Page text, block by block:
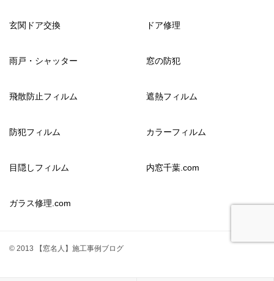
玄関ドア交換 ドア修理
雨戸・シャッター 窓の防犯
飛散防止フィルム 遮熱フィルム
防犯フィルム カラーフィルム
目隠しフィルム 内窓千葉.com
ガラス修理.com
© 2013 【窓名人】施工事例ブログ